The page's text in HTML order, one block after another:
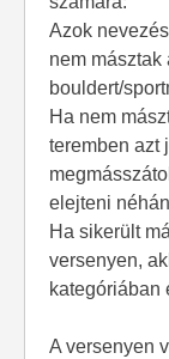
Azok
nem másztak
bouldert/
Ha nem
teremben azt
elejteni
Ha sikerült
versenyen,
kategóriában
A versenyen